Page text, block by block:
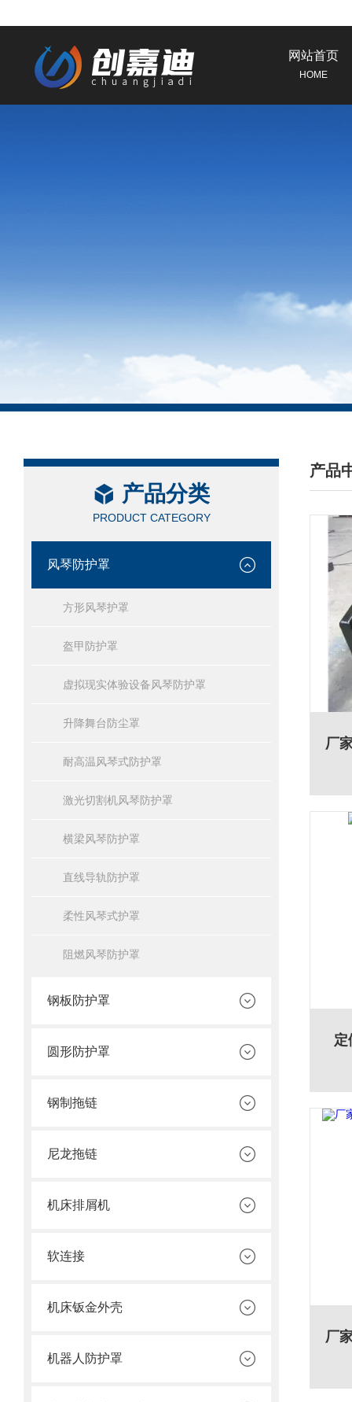
网站首页
HOME
产品分类
PRODUCT CATEGORY
风琴防护罩
方形风琴护罩
盔甲防护罩
虚拟现实体验设备风琴防护罩
升降舞台防尘罩
耐高温风琴式防护罩
激光切割机风琴防护罩
横梁风琴防护罩
直线导轨防护罩
柔性风琴式护罩
阻燃风琴防护罩
钢板防护罩
圆形防护罩
钢制拖链
尼龙拖链
机床排屑机
软连接
机床钣金外壳
机器人防护罩
产品
/
定